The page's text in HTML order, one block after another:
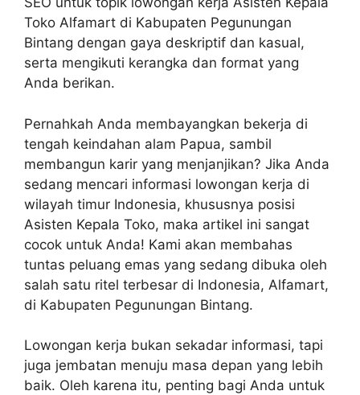
Toko Alfamart di Kabupaten Pegunungan
Bintang dengan gaya deskriptif dan kasual,
serta mengikuti kerangka dan format yang
Anda berikan.
Pernahkah Anda membayangkan bekerja di
tengah keindahan alam Papua, sambil
membangun karir yang menjanjikan? Jika Anda
sedang mencari informasi lowongan kerja di
wilayah timur Indonesia, khususnya posisi
Asisten Kepala Toko, maka artikel ini sangat
cocok untuk Anda! Kami akan membahas
tuntas peluang emas yang sedang dibuka oleh
salah satu ritel terbesar di Indonesia, Alfamart,
di Kabupaten Pegunungan Bintang.
Lowongan kerja bukan sekadar informasi, tapi
juga jembatan menuju masa depan yang lebih
baik. Oleh karena itu, penting bagi Anda untuk